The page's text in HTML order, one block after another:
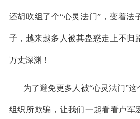
还胡吹组了个“心灵法门”，变着法
子，越来越多人被其蛊惑走上不归
万丈深渊！
为了避免更多人被“心灵法门”
组织所欺骗，让我们一起看看卢军